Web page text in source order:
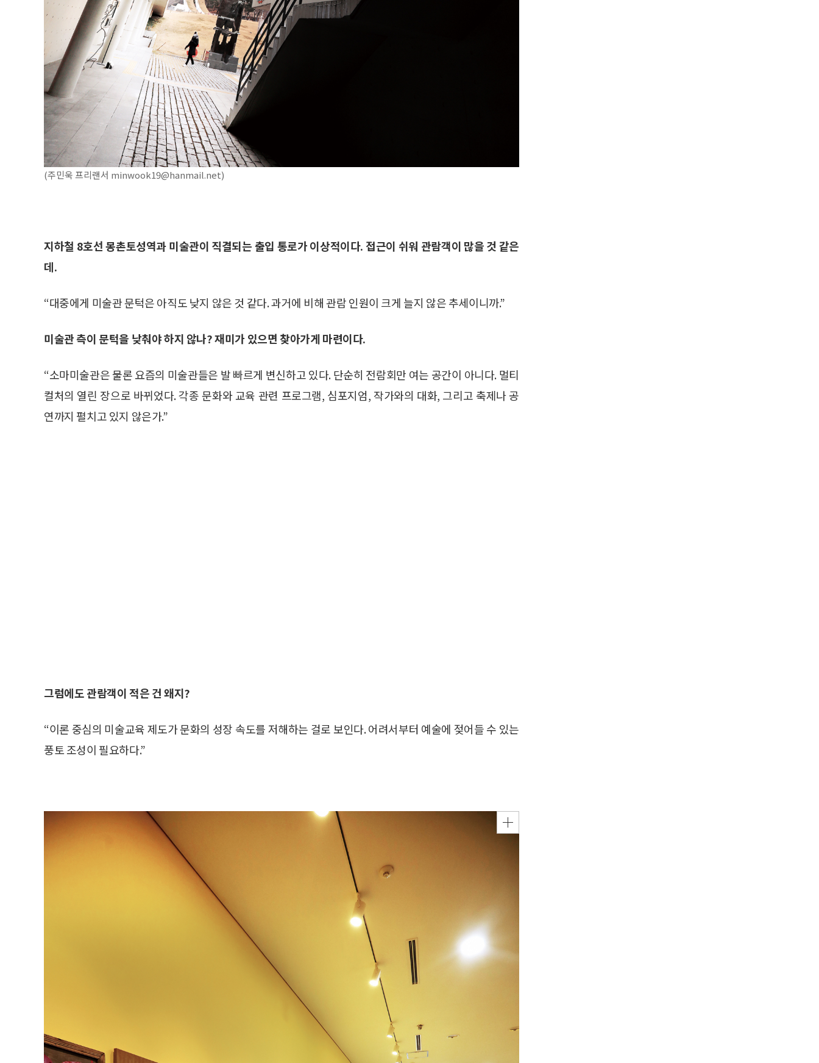
(주민욱 프리랜서 minwook19@hanmail.net)
지하철 8호선 몽촌토성역과 미술관이 직결되는 출입 통로가 이상적이다. 접근이 쉬워 관람객이 많을 것 같은
데.
“대중에게 미술관 문턱은 아직도 낮지 않은 것 같다. 과거에 비해 관람 인원이 크게 늘지 않은 추세이니까.”
미술관 측이 문턱을 낮춰야 하지 않나? 재미가 있으면 찾아가게 마련이다.
“소마미술관은 물론 요즘의 미술관들은 발 빠르게 변신하고 있다. 단순히 전람회만 여는 공간이 아니다. 멀티
컬처의 열린 장으로 바뀌었다. 각종 문화와 교육 관련 프로그램, 심포지엄, 작가와의 대화, 그리고 축제나 공
연까지 펼치고 있지 않은가.”
그럼에도 관람객이 적은 건 왜지?
“이론 중심의 미술교육 제도가 문화의 성장 속도를 저해하는 걸로 보인다. 어려서부터 예술에 젖어들 수 있는
풍토 조성이 필요하다.”